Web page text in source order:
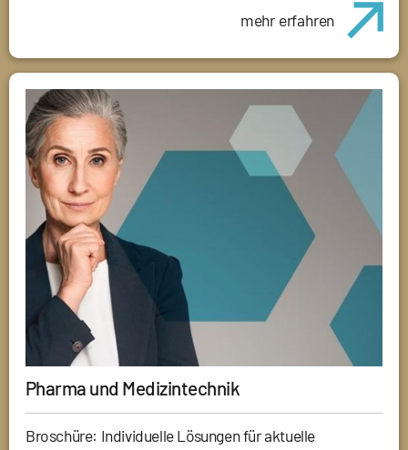
mehr erfahren
Pharma und Medizintechnik
Broschüre: Individuelle Lösungen für aktuelle